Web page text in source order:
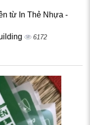
từ In Thẻ Nhựa -
6172